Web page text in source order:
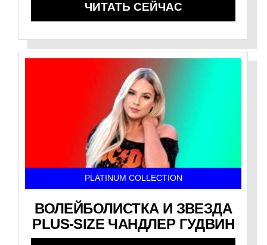
ЧИТАТЬ СЕЙЧАС
PLATINUM COLLECTION
ВОЛЕЙБОЛИСТКА И ЗВЕЗДА
PLUS-SIZE ЧАНДЛЕР ГУДВИН